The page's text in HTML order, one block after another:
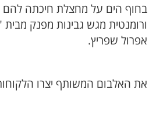
בחוף הים על מחצלת חיכתה
ורומנטית מגש גבינות מפנק
אפרול שפריץ.
את האלבום המשותף יצרו